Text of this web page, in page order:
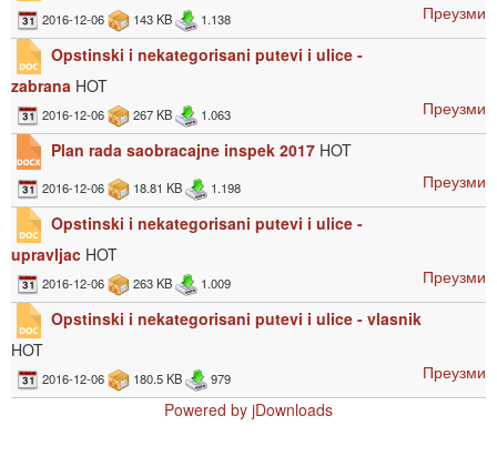
2016-12-06 143 KB 1.138
Преузми
Opstinski i nekategorisani putevi i ulice -
zabrana HOT
2016-12-06 267 KB 1.063
Преузми
Plan rada saobracajne inspek 2017 HOT
2016-12-06 18.81 KB 1.198
Преузми
Opstinski i nekategorisani putevi i ulice -
upravljac HOT
2016-12-06 263 KB 1.009
Преузми
Opstinski i nekategorisani putevi i ulice - vlasnik
HOT
2016-12-06 180.5 KB 979
Преузми
Powered by jDownloads